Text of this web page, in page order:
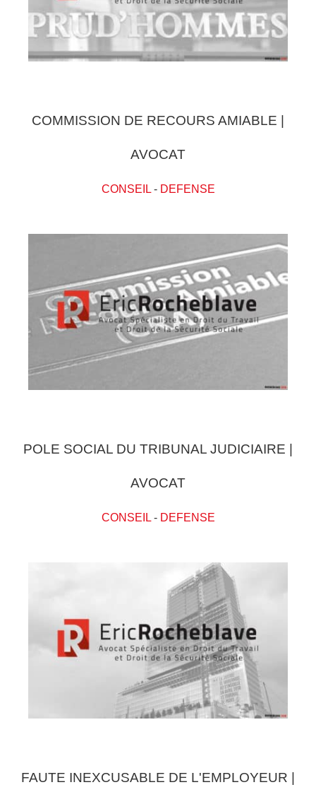
COMMISSION DE RECOURS AMIABLE |
AVOCAT
CONSEIL- DEFENSE
POLE SOCIAL DU TRIBUNAL JUDICIAIRE |
AVOCAT
CONSEIL- DEFENSE
FAUTE INEXCUSABLE DE L'EMPLOYEUR |